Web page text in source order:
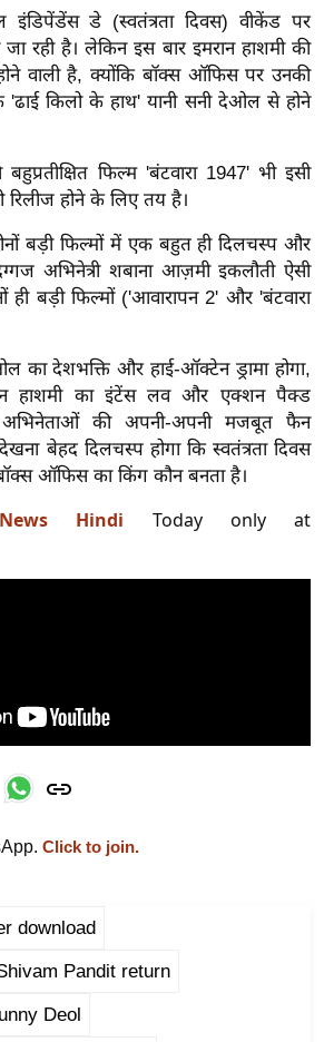
इंडिपेंडेंस डे (स्वतंत्रता दिवस) वीकेंड पर
रही है। लेकिन इस बार इमरान हाशमी की
वाली है, क्योंकि बॉक्स ऑफिस पर उनकी
'ढाई किलो के हाथ' यानी सनी देओल से होने
फिल्म 'बंटवारा 1947' भी इसी
होने के लिए तय है।
बड़ी फिल्मों में एक बहुत ही दिलचस्प और
अभिनेत्री शबाना आज़मी इकलौती ऐसी
ही बड़ी फिल्मों ('आवारापन 2' और 'बंटवारा
देशभक्ति और हाई-ऑक्टेन ड्रामा होगा,
हाशमी का इंटेंस लव और एक्शन पैक्ड
अभिनेताओं की अपनी-अपनी मजबूत फैन
बेहद दिलचस्प होगा कि स्वतंत्रता दिवस
ऑफिस का किंग कौन बनता है।
News Hindi Today only at
Click to join.
download
Pandit return
Deol